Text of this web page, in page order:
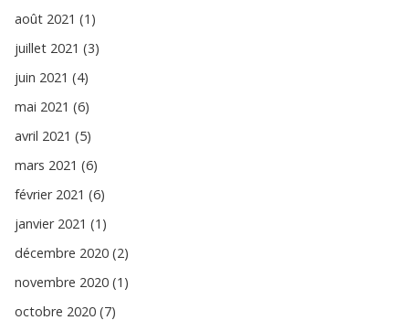
août 2021 (1)
juillet 2021 (3)
juin 2021 (4)
mai 2021 (6)
avril 2021 (5)
mars 2021 (6)
février 2021 (6)
janvier 2021 (1)
décembre 2020 (2)
novembre 2020 (1)
octobre 2020 (7)